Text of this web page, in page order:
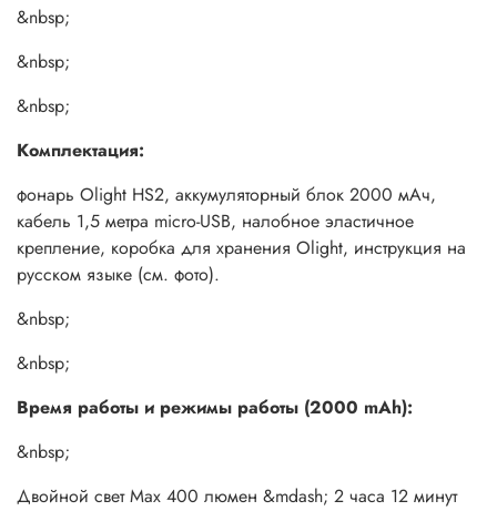
Ближний свет Med 200 люмен &mdash; 4 часа 30 минут
Ближний свет Lower 50 люмен &mdash; 18 часов
SOS 400 люмен /
&nbsp;
&nbsp;
Инструкция:
батарею, затем подключите её к фонарю.
Для включения фонаря нажмите на боковую кнопку. По
умолчанию активируется ближний и дальний свет в
максимальном режиме. Нажмите и удерживайте боковую
кнопку для выключения фонаря.
&nbsp;
&nbsp;
&nbsp;
Комплектация:
фонарь Olight HS2, аккумуляторный блок 2000 мАч,
кабель 1,5 метра micro-USB, налобное эластичное
крепление, коробка для хранения Olight, инструкция на
русском языке (см. фото).
&nbsp;
&nbsp;
Время работы и режимы работы (2000 mAh):
&nbsp;
Двойной свет Max 400 люмен &mdash; 2 часа 12 минут